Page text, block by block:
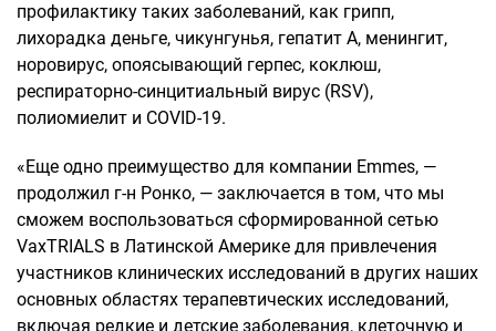
профилактику таких заболеваний, как грипп,
лихорадка деньге, чикунгунья, гепатит A, менингит,
норовирус, опоясывающий герпес, коклюш,
респираторно-синцитиальный вирус (RSV),
полиомиелит и COVID-19.
«Еще одно преимущество для компании Emmes, —
продолжил г-н Ронко, — заключается в том, что мы
сможем воспользоваться сформированной сетью
VaxTRIALS в Латинской Америке для привлечения
участников клинических исследований в других наших
основных областях терапевтических исследований,
включая редкие и детские заболевания, клеточную и